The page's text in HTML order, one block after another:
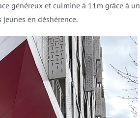
généreux et culmine à 11m grâce à un
en déshérence.